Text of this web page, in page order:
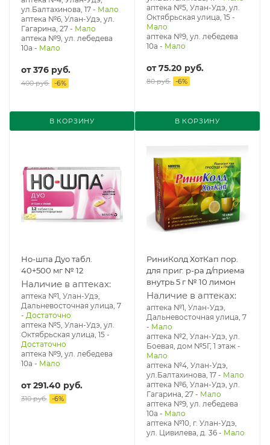
ул.Балтахинова, 17 - Мало
аптека №6, Улан-Удэ, ул.
Гагарина, 27 - Мало
аптека №9, ул. лебедева
10а - Мало
от376 руб.
400 руб. -6%
В КОРЗИНУ
аптека №5, Улан-Удэ, ул. ​
Октябрьская улица, 15 -
Мало
аптека №9, ул. лебедева
10а - Мало
от75.20 руб.
80 руб. -6%
В КОРЗИНУ
Но-шпа Дуо табл.
40+500 мг № 12
Наличие в аптеках:
аптека №1, Улан-Удэ,
Дальневосточная улица, 7
- Достаточно
аптека №5, Улан-Удэ, ул. ​
Октябрьская улица, 15 -
Достаточно
аптека №9, ул. лебедева
10а - Мало
от291.40 руб.
310 руб. -6%
РиниКолд ХотКап пор.
для приг. р-ра д/приема
внутрь 5 г № 10 лимон
Наличие в аптеках:
аптека №1, Улан-Удэ,
Дальневосточная улица, 7
- Мало
аптека №2, Улан-Удэ, ул.
Боевая, дом №5Г, 1 этаж -
Мало
аптека №4, Улан-Удэ,
ул.Балтахинова, 17 - Мало
аптека №6, Улан-Удэ, ул.
Гагарина, 27 - Мало
аптека №9, ул. лебедева
10а - Мало
аптека №10, г. Улан-Удэ,
ул. Цивилева, д. 36 - Мало